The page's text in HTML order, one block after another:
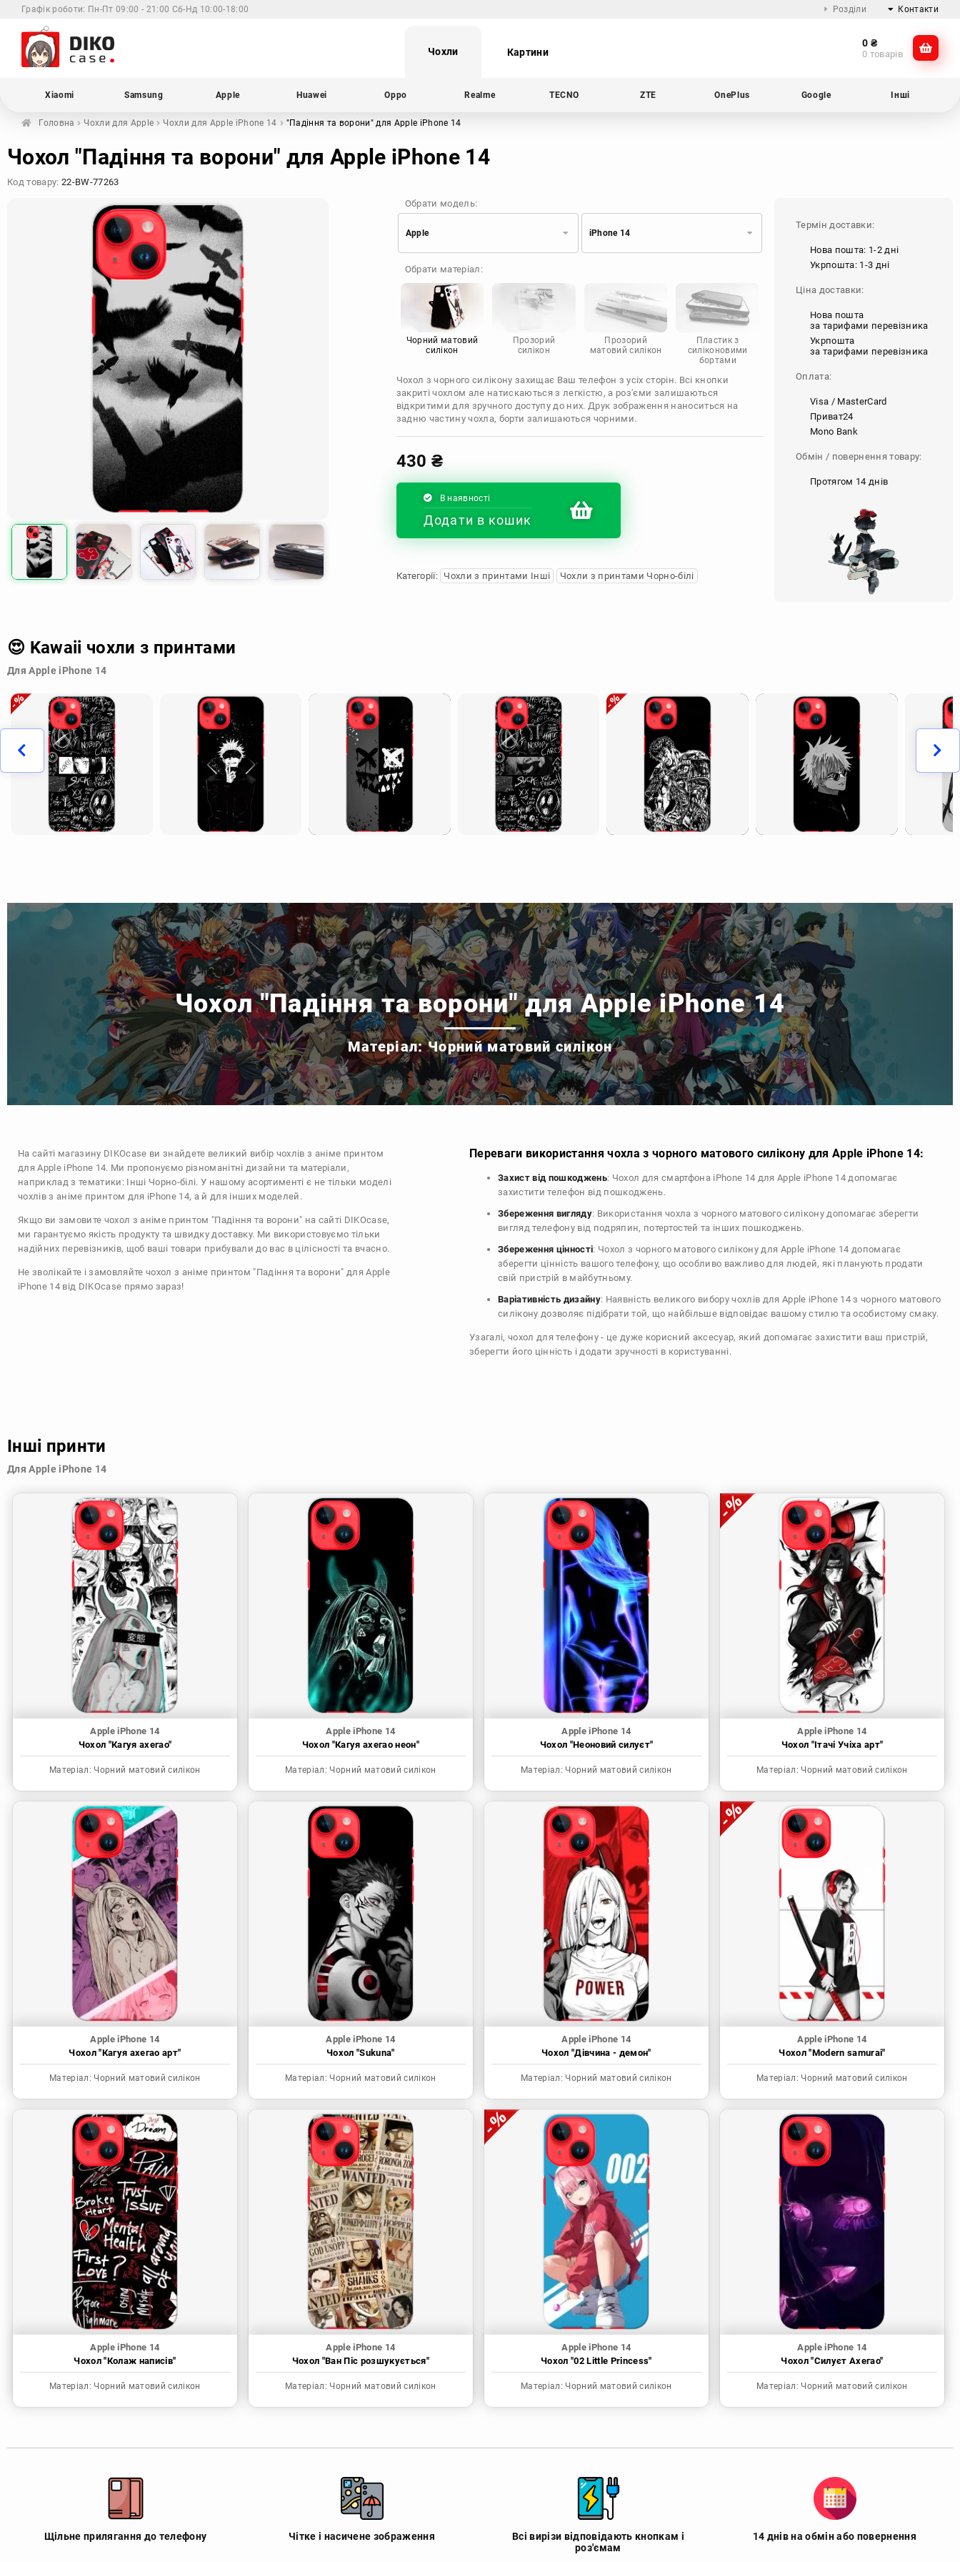
Графік роботи: Пн-Пт 09:00 - 21:00 Сб-Нд 10:00-18:00 Розділи Контакти
@dikocase
Чохли Картини
0 ₴
0 товарів
Xiaomi Samsung Apple Huawei Oppo Realme TECNO ZTE OnePlus Google Інші
Головна Чохли для Apple Чохли для Apple iPhone 14 "Падіння та ворони" для Apple iPhone 14
Чохол "Падіння та ворони" для Apple iPhone 14
Код товару: 22-BW-77263
Обрати модель:
Apple
Samsung
Apple
Oppo
Realme
OnePlus
Google
Doogee
Motorola
iPhone 14
Обрати матеріал:
Чорний матовий
силікон
Прозорий
силікон
Прозорий
матовий силікон
Пластик з
силіконовими
бортами
Чохол з чорного силікону захищає Ваш телефон з усіх сторін. Всі кнопки
закриті чохлом але натискаються з легкістю, а роз'єми залишаються
відкритими для зручного доступу до них. Друк зображення наноситься на
задню частину чохла, борти залишаються чорними.
430 ₴
В наявності
Додати в кошик
Категорії: Чохли з принтами Інші Чохли з принтами Чорно-білі
Термін доставки:
Нова пошта: 1-2 дні
Укрпошта: 1-3 дні
Ціна доставки:
Нова пошта
за тарифами перевізника
Укрпошта
за тарифами перевізника
Оплата:
Visa / MasterCard
Приват24
Mono Bank
Обмін / повернення товару:
Протягом 14 днів
😍 Kawaii чохли з принтами
Для Apple iPhone 14
Чохол "Падіння та ворони" для Apple iPhone 14
Матеріал: Чорний матовий силікон
На сайті магазину DIKOcase ви знайдете великий вибір чохлів з аніме принтом
для Apple iPhone 14. Ми пропонуємо різноманітні дизайни та матеріали,
наприклад з тематики: Інші Чорно-білі. У нашому асортименті є не тільки моделі
чохлів з аніме принтом для iPhone 14, а й для інших моделей.
Якщо ви замовите чохол з аніме принтом "Падіння та ворони" на сайті DIKOcase,
ми гарантуємо якість продукту та швидку доставку. Ми використовуємо тільки
надійних перевізників, щоб ваші товари прибували до вас в цілісності та вчасно.
Не зволікайте і замовляйте чохол з аніме принтом "Падіння та ворони" для Apple
iPhone 14 від DIKOcase прямо зараз!
Переваги використання чохла з чорного матового силікону для Apple iPhone 14:
Захист від пошкоджень: Чохол для смартфона iPhone 14 для Apple iPhone 14 допомагає
захистити телефон від пошкоджень.
Збереження вигляду: Використання чохла з чорного матового силікону допомагає зберегти
вигляд телефону від подряпин, потертостей та інших пошкоджень.
Збереження цінності: Чохол з чорного матового силікону для Apple iPhone 14 допомагає
зберегти цінність вашого телефону, що особливо важливо для людей, які планують продати
свій пристрій в майбутньому.
Варіативність дизайну: Наявність великого вибору чохлів для Apple iPhone 14 з чорного матового
силікону дозволяє підібрати той, що найбільше відповідає вашому стилю та особистому смаку.
Узагалі, чохол для телефону - це дуже корисний аксесуар, який допомагає захистити ваш пристрій,
зберегти його цінність і додати зручності в користуванні.
Інші принти
Для Apple iPhone 14
Apple iPhone 14
Чохол "Кагуя ахегао"
Матеріал: Чорний матовий силікон
Apple iPhone 14
Чохол "Кагуя ахегао неон"
Матеріал: Чорний матовий силікон
Apple iPhone 14
Чохол "Неоновий силуєт"
Матеріал: Чорний матовий силікон
Apple iPhone 14
Чохол "Ітачі Учіха арт"
Матеріал: Чорний матовий силікон
Apple iPhone 14
Чохол "Кагуя ахегао арт"
Матеріал: Чорний матовий силікон
Apple iPhone 14
Чохол "Sukuna"
Матеріал: Чорний матовий силікон
Apple iPhone 14
Чохол "Дівчина - демон"
Матеріал: Чорний матовий силікон
Apple iPhone 14
Чохол "Modern samurai"
Матеріал: Чорний матовий силікон
Apple iPhone 14
Чохол "Колаж написів"
Матеріал: Чорний матовий силікон
Apple iPhone 14
Чохол "Ван Піс розшукується"
Матеріал: Чорний матовий силікон
Apple iPhone 14
Чохол "02 Little Princess"
Матеріал: Чорний матовий силікон
Apple iPhone 14
Чохол "Силуєт Ахегао"
Матеріал: Чорний матовий силікон
Щільне прилягання до телефону Чітке і насичене зображення
Всі вирізи відповідають кнопкам і
роз'ємам
14 днів на обмін або повернення